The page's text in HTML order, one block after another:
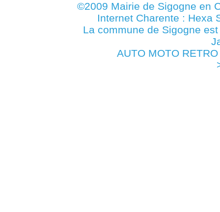
©2009 Mairie de Sigogne en
Internet Charente : Hexa
La commune de Sigogne
AUTO MOTO